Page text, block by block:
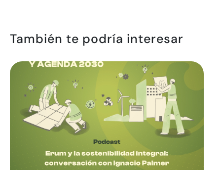
También te podría interesar